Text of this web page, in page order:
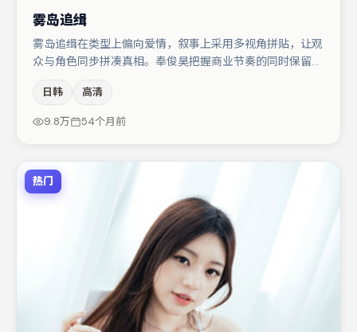
雾岛追缉
雾岛追缉在类型上偏向爱情，叙事上采用多视角拼贴，让观
众与角色同步拼凑真相。奉俊昊把握商业节奏的同时保留人
鹏、杨幂、廖凡等，角色动机前后呼应，适合喜欢抠台词与
伏笔的观众。节奏紧凑、反转有度，值得列入片单。
日韩 高清
9.8万 54个月前
热门